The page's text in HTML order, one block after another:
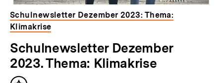
Schulnewsletter Dezember 2023: Thema:
Klimakrise
Schulnewsletter Dezember
2023. Thema: Klimakrise